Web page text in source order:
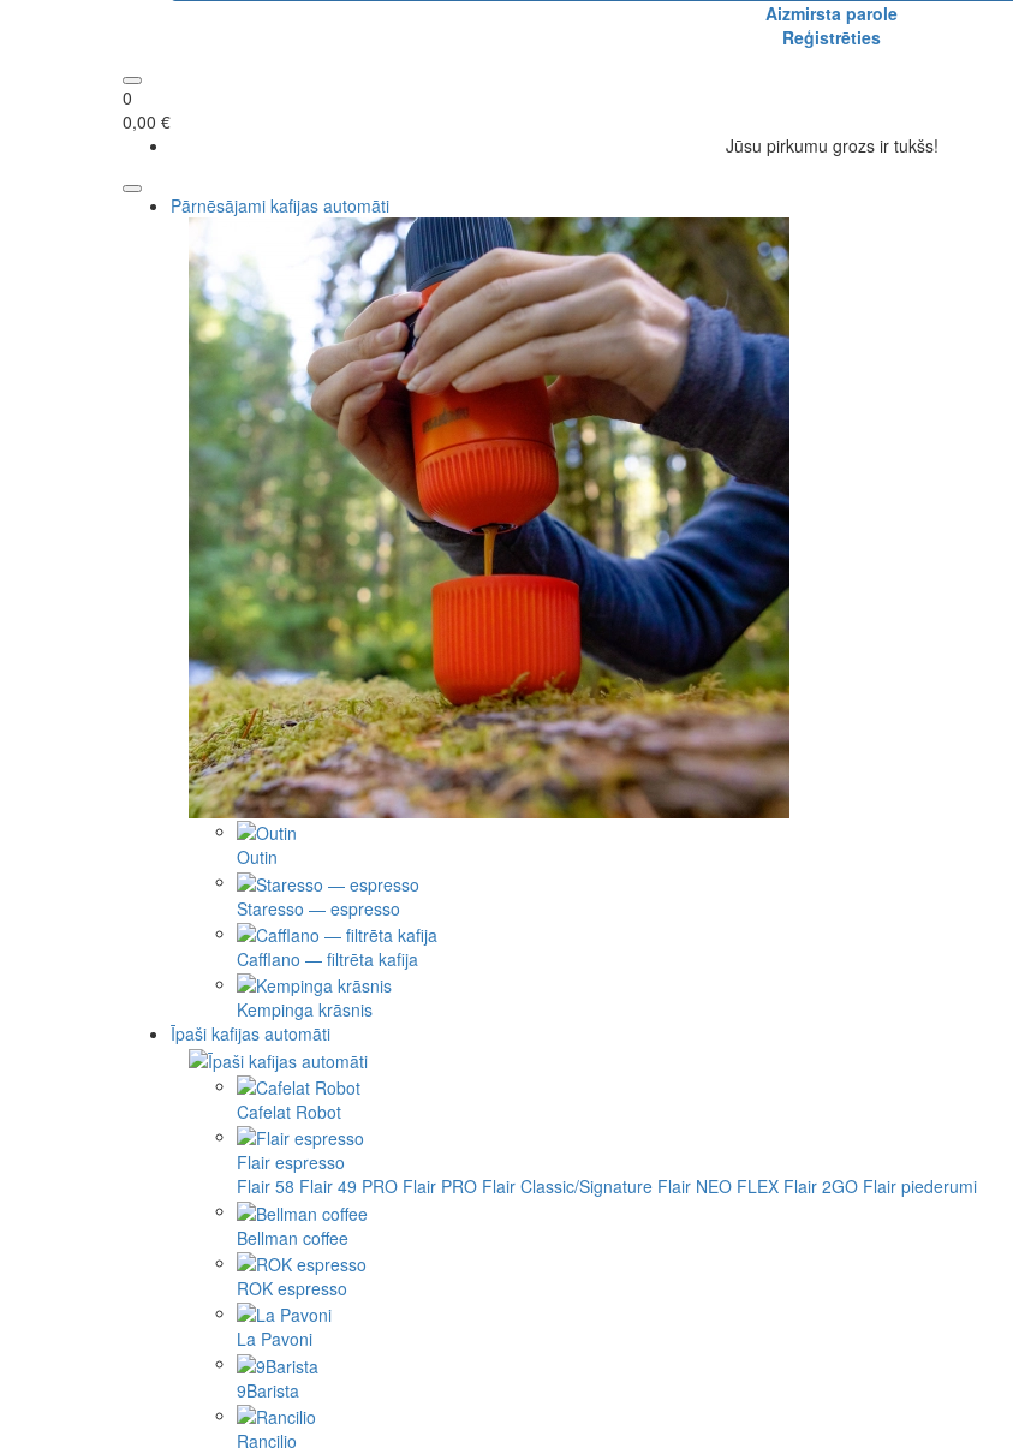
Aizmirsta parole
Reģistrēties
0
0,00 €
Jūsu pirkumu grozs ir tukšs!
Pārnēsājami kafijas automāti
Outin
Staresso — espresso
Cafflano — filtrēta kafija
Kempinga krāsnis
Īpaši kafijas automāti
Cafelat Robot
Flair espresso
Flair 58 Flair 49 PRO Flair PRO Flair Classic/Signature Flair NEO FLEX Flair 2GO Flair piederumi
Bellman coffee
ROK espresso
La Pavoni
9Barista
Rancilio